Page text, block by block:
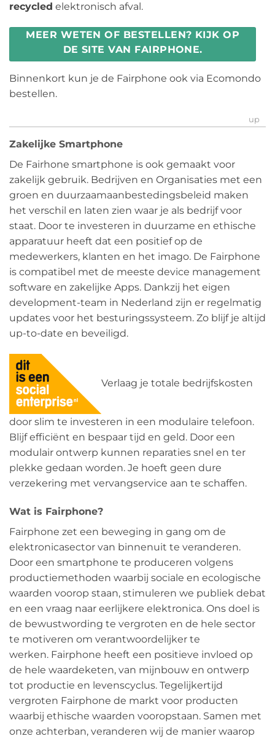
recycled elektronisch afval.
MEER WETEN OF BESTELLEN? KIJK OP
DE SITE VAN FAIRPHONE.
Binnenkort kun je de Fairphone ook via Ecomondo
bestellen.
up
Zakelijke Smartphone
De Fairhone smartphone is ook gemaakt voor
zakelijk gebruik. Bedrijven en Organisaties met een
groen en duurzaamaanbestedingsbeleid maken
het verschil en laten zien waar je als bedrijf voor
staat. Door te investeren in duurzame en ethische
apparatuur heeft dat een positief op de
medewerkers, klanten en het imago. De Fairphone
is compatibel met de meeste device management
software en zakelijke Apps. Dankzij het eigen
development-team in Nederland zijn er regelmatig
updates voor het besturingssysteem. Zo blijf je altijd
up-to-date en beveiligd.
Verlaag je totale bedrijfskosten
door slim te investeren in een modulaire telefoon.
Blijf efficiënt en bespaar tijd en geld. Door een
modulair ontwerp kunnen reparaties snel en ter
plekke gedaan worden. Je hoeft geen dure
verzekering met vervangservice aan te schaffen.
Wat is Fairphone?
Fairphone zet een beweging in gang om de
elektronicasector van binnenuit te veranderen.
Door een smartphone te produceren volgens
productiemethoden waarbij sociale en ecologische
waarden voorop staan, stimuleren we publiek debat
en een vraag naar eerlijkere elektronica. Ons doel is
de bewustwording te vergroten en de hele sector
te motiveren om verantwoordelijker te
werken. Fairphone heeft een positieve invloed op
de hele waardeketen, van mijnbouw en ontwerp
tot productie en levenscyclus. Tegelijkertijd
vergroten Fairphone de markt voor producten
waarbij ethische waarden vooropstaan. Samen met
onze achterban, veranderen wij de manier waarop